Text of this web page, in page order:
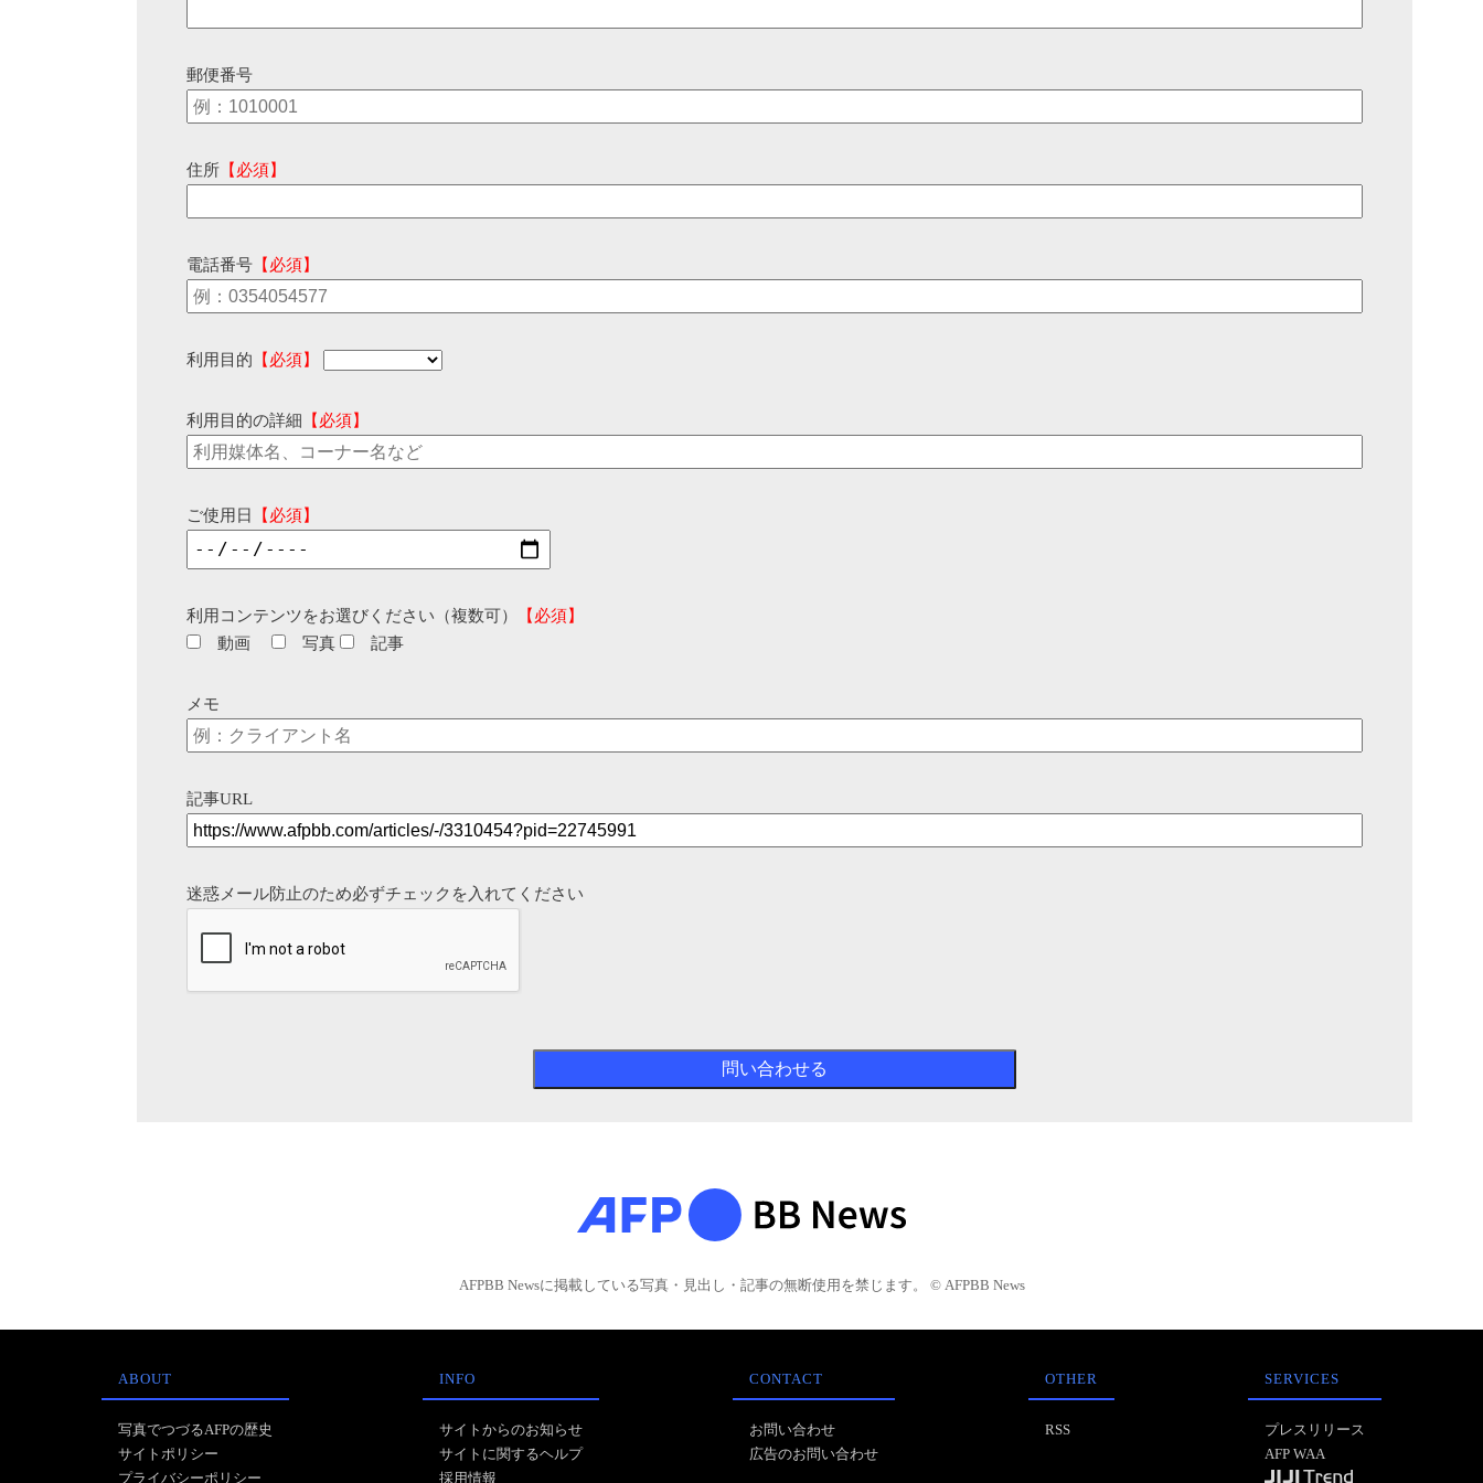
郵便番号
住所 【必須】
電話番号 【必須】
利用目的 【必須】
利用目的の詳細 【必須】
ご使用日 【必須】
利用コンテンツをお選びください（複数可）
【必須】
動画
写真 記事
メモ
記事URL
迷惑メール防止のため必ずチェックを入れてください
AFPBB Newsに掲載している写真・見出し・記事の無断使用を禁じます。 © AFPBB News
ABOUT
写真でつづるAFPの歴史
サイトポリシー
プライバシーポリシー
INFO
サイトからのお知らせ
サイトに関するヘルプ
採用情報
CONTACT
お問い合わせ
広告のお問い合わせ
OTHER
RSS
SERVICES
プレスリリース
AFP WAA